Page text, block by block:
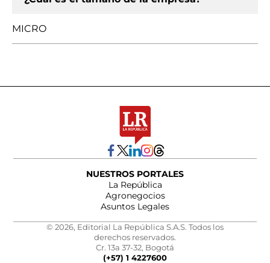
MICRO
NUESTROS PORTALES
La República
Agronegocios
Asuntos Legales
© 2026, Editorial La República S.A.S. Todos los
derechos reservados.
Cr. 13a 37-32, Bogotá
(+57) 1 4227600